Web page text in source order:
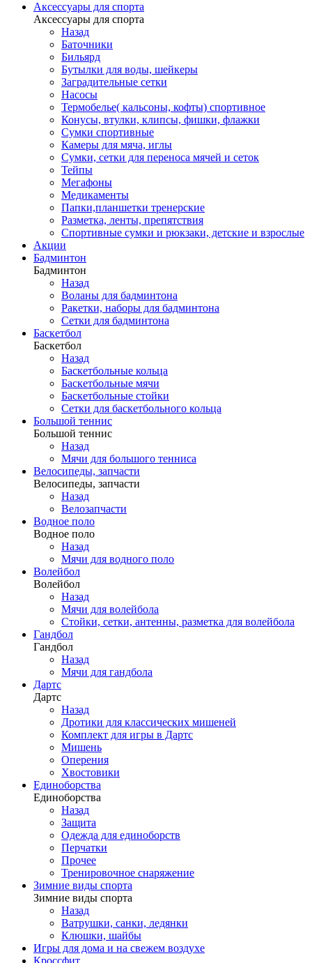
Аксессуары для спорта
Аксессуары для спорта
Назад
Баточники
Бильярд
Бутылки для воды, шейкеры
Заградительные сетки
Насосы
Термобелье( кальсоны, кофты) спортивное
Конусы, втулки, клипсы, фишки, флажки
Сумки спортивные
Камеры для мяча, иглы
Сумки, сетки для переноса мячей и сеток
Тейпы
Мегафоны
Медикаменты
Папки,планшетки тренерские
Разметка, ленты, препятствия
Спортивные сумки и рюкзаки, детские и взрослые
Акции
Бадминтон
Бадминтон
Назад
Воланы для бадминтона
Ракетки, наборы для бадминтона
Сетки для бадминтона
Баскетбол
Баскетбол
Назад
Баскетбольные кольца
Баскетбольные мячи
Баскетбольные стойки
Сетки для баскетбольного кольца
Большой теннис
Большой теннис
Назад
Мячи для большого тенниса
Велосипеды, запчасти
Велосипеды, запчасти
Назад
Велозапчасти
Водное поло
Водное поло
Назад
Мячи для водного поло
Волейбол
Волейбол
Назад
Мячи для волейбола
Стойки, сетки, антенны, разметка для волейбола
Гандбол
Гандбол
Назад
Мячи для гандбола
Дартс
Дартс
Назад
Дротики для классических мишеней
Комплект для игры в Дартс
Мишень
Оперения
Хвостовики
Единоборства
Единоборства
Назад
Защита
Одежда для единоборств
Перчатки
Прочее
Тренировочное снаряжение
Зимние виды спорта
Зимние виды спорта
Назад
Ватрушки, санки, ледянки
Клюшки, шайбы
Игры для дома и на свежем воздухе
Кроссфит